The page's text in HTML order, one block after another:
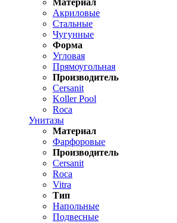
Материал
Акриловые
Стальные
Чугунные
Форма
Угловая
Прямоугольная
Производитель
Cersanit
Koller Pool
Roca
Унитазы
Материал
Фарфоровые
Производитель
Cersanit
Roca
Vitra
Тип
Напольные
Подвесные